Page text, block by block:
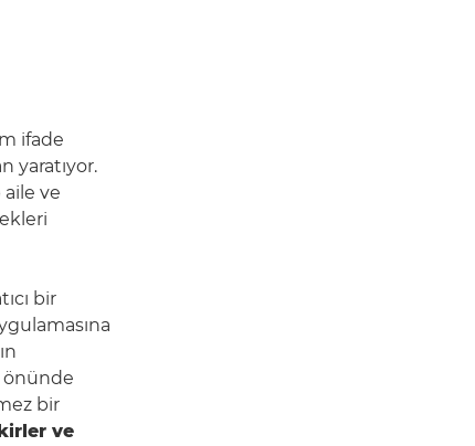
ifade
yaratıyor.
aile ve
bir
önünde
bir
ve